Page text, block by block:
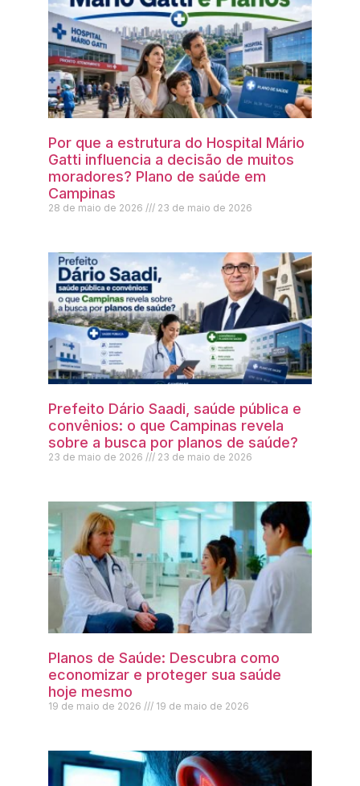
Por que a estrutura do Hospital Mário
Gatti influencia a decisão de muitos
moradores? Plano de saúde em
Campinas
28 de maio de 2026 23 de maio de 2026
Prefeito Dário Saadi, saúde pública e
convênios: o que Campinas revela
sobre a busca por planos de saúde?
23 de maio de 2026 23 de maio de 2026
Planos de Saúde: Descubra como
economizar e proteger sua saúde
hoje mesmo
19 de maio de 2026 19 de maio de 2026